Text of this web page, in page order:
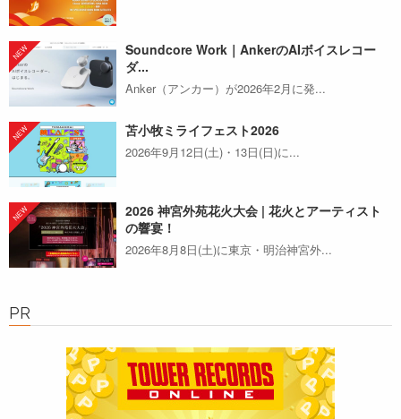
Soundcore Work｜AnkerのAIボイスレコー
ダ...
Anker（アンカー）が2026年2月に発...
苫小牧ミライフェスト2026
2026年9月12日(土)・13日(日)に...
2026 神宮外苑花火大会 | 花火とアーティスト
の響宴！
2026年8月8日(土)に東京・明治神宮外...
PR